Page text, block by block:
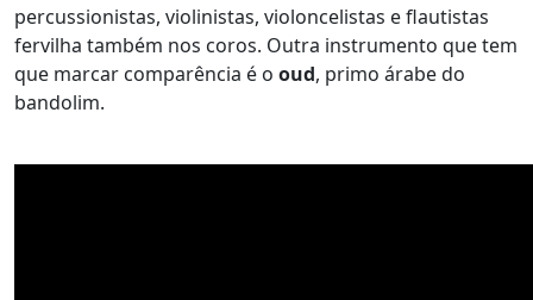
percussionistas, violinistas, violoncelistas e flautistas
fervilha também nos coros. Outra instrumento que tem
que marcar comparência é o oud, primo árabe do
bandolim.